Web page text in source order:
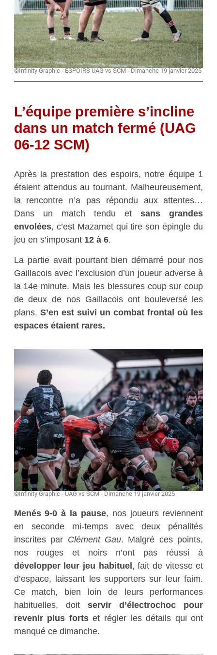
©Infinity Graphic - ESPOIRS UAG vs SCM - Dimanche 19 janvier 2025
L’équipe première s’incline
dans un match fermé (UAG
06-12 SCM)
Après la prestation des espoirs, notre équipe 1
étaient attendus au tournant. Malheureusement,
la rencontre n’a pas répondu aux attentes…
Dans un match tendu etsans grandes
envolées, c’est Mazamet qui tire son épingle du
jeu en s’imposant 12 à 6.
La partie avait pourtant bien démarré pour nos
Gaillacois avec l’exclusion d’un joueur adverse à
la 14e minute. Mais les blessures coup sur coup
de deux de nos Gaillacois ont bouleversé les
plans. S’en est suivi un combat frontal où les
espaces étaient rares.
©Infinity Graphic - UAG vs SCM - Dimanche 19 janvier 2025
Menés 9-0 à la pause, nos joueurs reviennent
en seconde mi-temps avec deux pénalités
inscrites par Clément Gau. Malgré ces points,
nos rouges et noirs n’ont pas réussi à
développer leur jeu habituel, fait de vitesse et
d’espace, laissant les supporters sur leur faim.
Ce match, bien loin de leurs performances
habituelles, doit servir d’électrochoc pour
revenir plus fortset régler les détails qui ont
manqué ce dimanche.